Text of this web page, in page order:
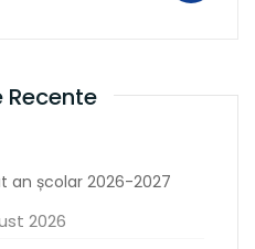
an școlar 2026-2027
2026